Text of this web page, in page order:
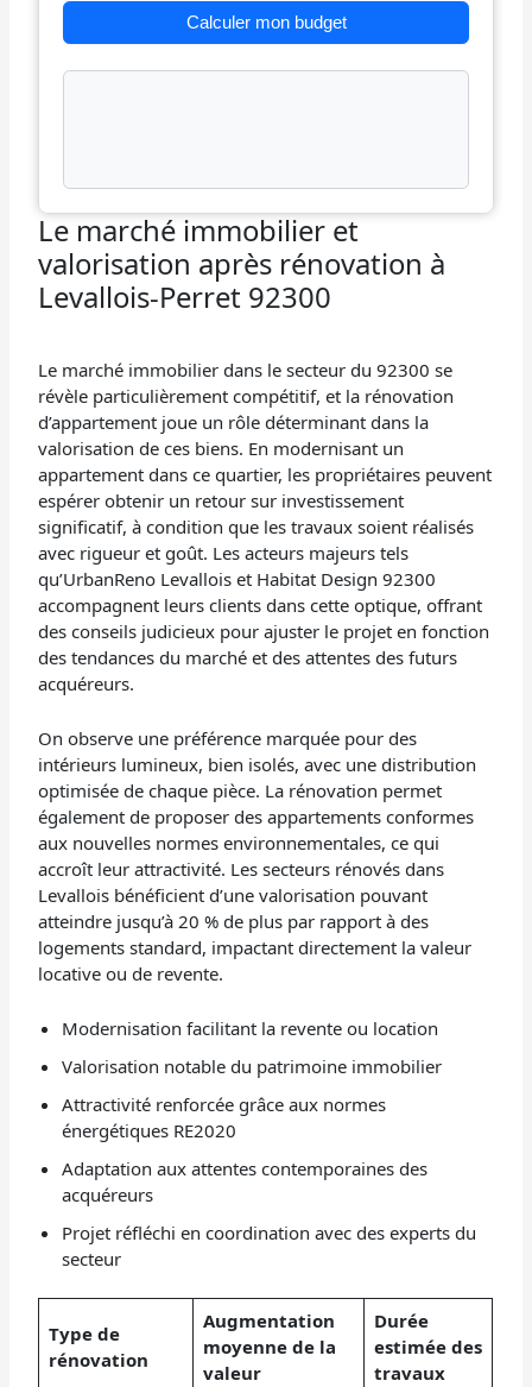
Calculer mon budget
Le marché immobilier et
valorisation après rénovation à
Levallois-Perret 92300
Le marché immobilier dans le secteur du 92300 se
révèle particulièrement compétitif, et la rénovation
d’appartement joue un rôle déterminant dans la
valorisation de ces biens. En modernisant un
appartement dans ce quartier, les propriétaires peuvent
espérer obtenir un retour sur investissement
significatif, à condition que les travaux soient réalisés
avec rigueur et goût. Les acteurs majeurs tels
qu’UrbanReno Levallois et Habitat Design 92300
accompagnent leurs clients dans cette optique, offrant
des conseils judicieux pour ajuster le projet en fonction
des tendances du marché et des attentes des futurs
acquéreurs.
On observe une préférence marquée pour des
intérieurs lumineux, bien isolés, avec une distribution
optimisée de chaque pièce. La rénovation permet
également de proposer des appartements conformes
aux nouvelles normes environnementales, ce qui
accroît leur attractivité. Les secteurs rénovés dans
Levallois bénéficient d’une valorisation pouvant
atteindre jusqu’à 20 % de plus par rapport à des
logements standard, impactant directement la valeur
locative ou de revente.
Modernisation facilitant la revente ou location
Valorisation notable du patrimoine immobilier
Attractivité renforcée grâce aux normes
énergétiques RE2020
Adaptation aux attentes contemporaines des
acquéreurs
Projet réfléchi en coordination avec des experts du
secteur
Type de
rénovation
Augmentation
moyenne de la
valeur
Durée
estimée des
travaux